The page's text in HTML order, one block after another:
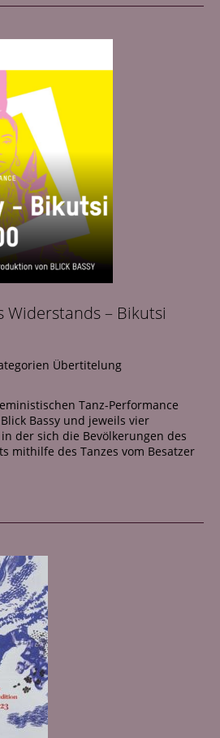
Widerstands – Bikutsi
Übertitelung
Tanz-Performance
Bassy und jeweils vier
der sich die Bevölkerungen des
mithilfe des Tanzes vom Besatzer